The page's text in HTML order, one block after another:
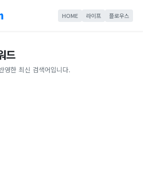
HOME 라이프 플로우스
드
영한 최신 검색어입니다.